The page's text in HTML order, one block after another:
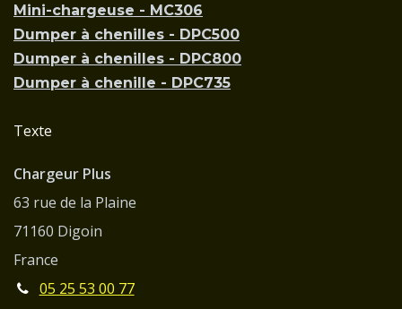
Mini-chargeuse - MC306
Dumper à chenilles - DPC500
Dumper à chenilles - DPC800
Dumper à chenille - DPC735
Texte
Chargeur Plus
63 rue de la Plaine
71160 Digoin
France
05 25 53 00 77